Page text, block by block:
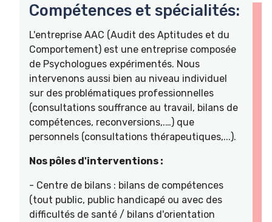
Compétences et spécialités:
L'entreprise AAC (Audit des Aptitudes et du
Comportement) est une entreprise composée
de Psychologues expérimentés. Nous
intervenons aussi bien au niveau individuel
sur des problématiques professionnelles
(consultations souffrance au travail, bilans de
compétences, reconversions,.…) que
personnels (consultations thérapeutiques,...).
Nos pôles d'interventions :
- Centre de bilans : bilans de compétences
(tout public, public handicapé ou avec des
difficultés de santé / bilans d'orientation